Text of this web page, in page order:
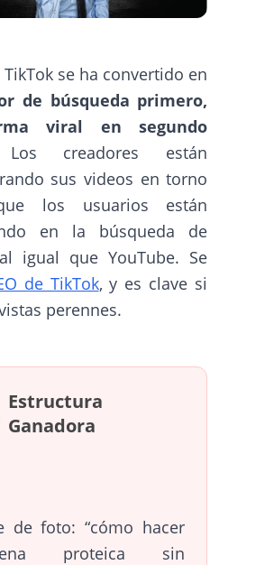
TikTok se ha convertido en
de búsqueda primero,
viral en segundo
creadores están
sus videos en torno
los usuarios están
en la búsqueda de
igual que YouTube. Se
de TikTok, y es clave si
perennes.
Estructura
Ganadora
de foto: “cómo hacer
proteica sin